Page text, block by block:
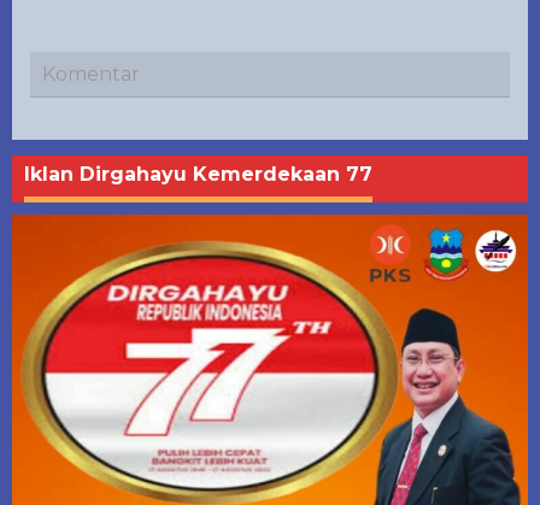
Komentar
Iklan Dirgahayu Kemerdekaan 77